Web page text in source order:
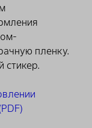
пленку.
стикер.